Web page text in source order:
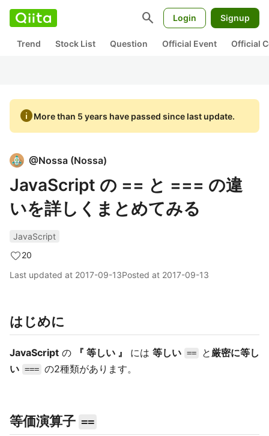
search Login Signup
Trend Stock List Question Official Event Official
infoMore than 5 years have passed since last update.
@Nossa (Nossa)
JavaScript の == と === の違
いを詳しくまとめてみる
JavaScript
20
Last updated at 2017-09-13Posted at 2017-09-13
はじめに
JavaScript の 『 等しい 』 には 等しい == と 厳密に等し
い === の2種類があります。
等価演算子 ==